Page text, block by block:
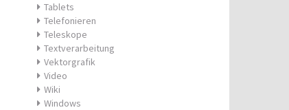
Tablets
Telefonieren
Teleskope
Textverarbeitung
Vektorgrafik
Video
Wiki
Windows